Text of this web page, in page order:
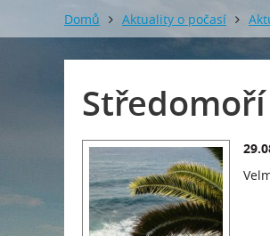
Domů Aktuality o počasí